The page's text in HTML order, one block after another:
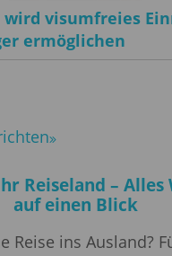
wird visumfreies
ermöglichen
Reiseland – Alles
auf einen Blick
Reise ins Ausland?